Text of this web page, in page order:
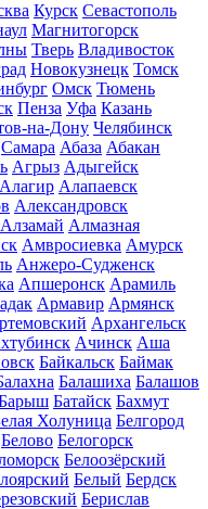
Курск Севастополь
Магнитогорск
Тверь Владивосток
Новокузнецк Томск
Омск Тюмень
Пенза Уфа Казань
на-Дону Челябинск
Самара Абаза Абакан
Агрыз Адыгейск
Алагир Алапаевск
Александровск
Алзамай Алмазная
Амвросиевка Амурск
Анжеро-Судженск
Апшеронск Арамиль
Армавир Армянск
Архангельск
Ачинск Аша
Байкальск Баймак
Балашиха Балашов
Батайск Бахмут
Холуница Белгород
Белово Белогорск
Белоозёрский
Белый Бердск
Берислав